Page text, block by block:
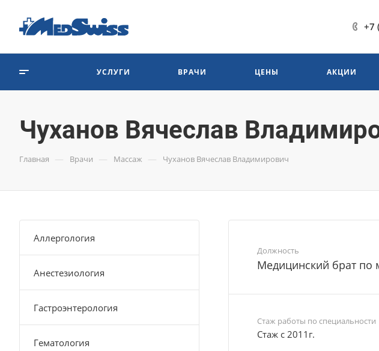
+7
УСЛУГИ ВРАЧИ ЦЕНЫ АКЦИИ
Чуханов Вячеслав
Главная — Врачи — Массаж — Чуханов Вячеслав Владимирович
Должность
Медицинский брат по
Стаж работы по специальности
Стаж с 2011г.
Аллергология
Анестезиология
Гастроэнтерология
Гематология